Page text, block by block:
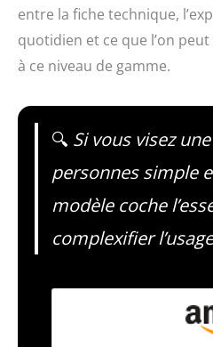
entre la fiche technique,
quotidien et ce que l’on
à ce niveau de gamme.
🔍 Si vous visez
personnes simple
modèle coche
complexifier